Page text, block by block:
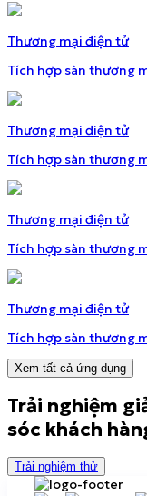
Thương mại điện tử
Tích hợp sàn thương
Thương mại điện tử
Tích hợp sàn thương
Thương mại điện tử
Tích hợp sàn thương
Thương mại điện tử
Tích hợp sàn thương
Xem tất cả ứng dụng
Trải nghiệm
sóc khách
Trải nghiệm thử